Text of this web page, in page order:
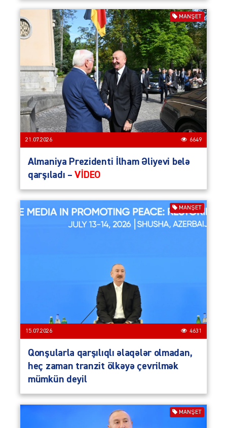
MANŞET
21.07.2026 6649
Almaniya Prezidenti İlham Əliyevi belə
qarşıladı –VİDEO
MANŞET
15.07.2026 4631
Qonşularla qarşılıqlı əlaqələr olmadan,
heç zaman tranzit ölkəyə çevrilmək
mümkün deyil
MANŞET